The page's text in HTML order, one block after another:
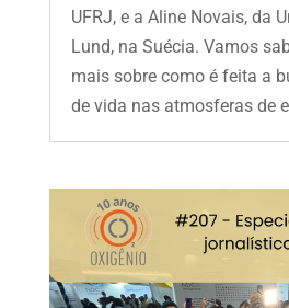
UFRJ, e a Aline Novais, da
Lund, na Suécia. Vamos
mais sobre como é feita a
de vida nas atmosferas de